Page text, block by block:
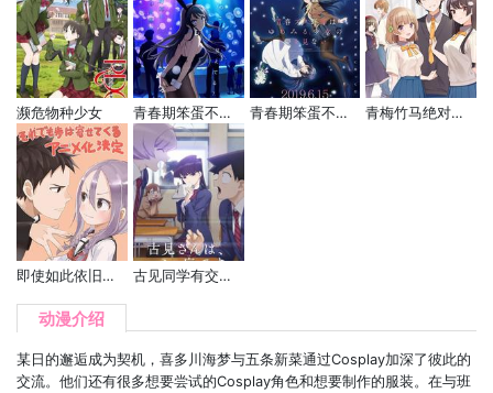
濒危物种少女 青春期笨蛋不做兔女郎学姐的梦 青春期笨蛋不做怀梦少女的梦 青梅竹马绝对不会输的恋爱喜剧
即使如此依旧步步进逼 古见同学有交流障碍症
动漫介绍
某日的邂逅成为契机，喜多川海梦与五条新菜通过Cosplay加深了彼此的
交流。他们还有很多想要尝试的Cosplay角色和想要制作的服装。在与班